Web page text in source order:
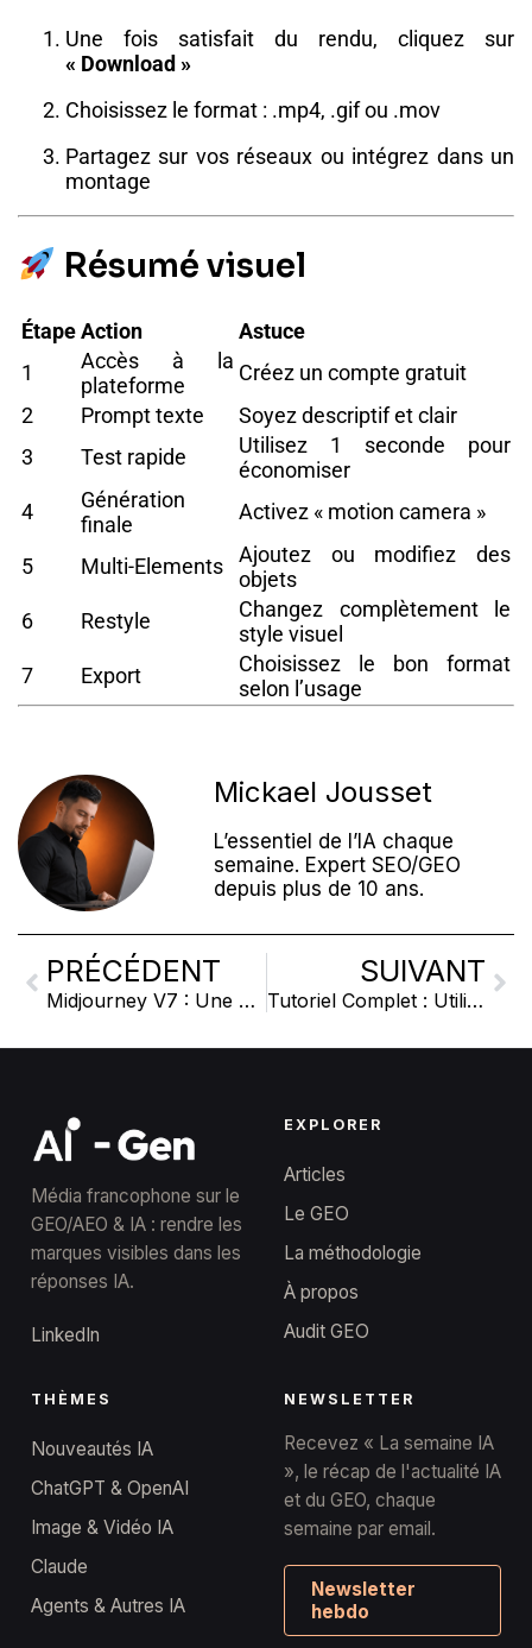
Une fois satisfait du rendu, cliquez sur
« Download »
Choisissez le format : .mp4, .gif ou .mov
Partagez sur vos réseaux ou intégrez dans un
montage
Résumé visuel
ÉtapeAction
Astuce
1
Accès à la
plateforme
Créez un compte gratuit
2
Prompt texte
Soyez descriptif et clair
3
Test rapide
Utilisez 1 seconde pour
économiser
4
Génération
finale
Activez « motion camera »
5 Multi-Elements
Ajoutez ou modifiez des
objets
6
Restyle
Changez complètement le
style visuel
7
Export
Choisissez le bon format
selon l’usage
Mickael Jousset
L’essentiel de l’IA chaque
semaine. Expert SEO/GEO
depuis plus de 10 ans.
PRÉCÉDENT
Midjourney V7 : Une Révolution dans la Génération d’Images par IA
SUIVANT
Tutoriel Complet : Utiliser Midjourney en tant que Webdesigner
Média francophone sur le
GEO/AEO & IA : rendre les
marques visibles dans les
réponses IA.
LinkedIn
EXPLORER
Articles
Le GEO
La méthodologie
À propos
Audit GEO
THÈMES
Nouveautés IA
ChatGPT & OpenAI
Image & Vidéo IA
Claude
Agents & Autres IA
NEWSLETTER
Recevez « La semaine IA
», le récap de l'actualité IA
et du GEO, chaque
semaine par email.
Newsletter
hebdo